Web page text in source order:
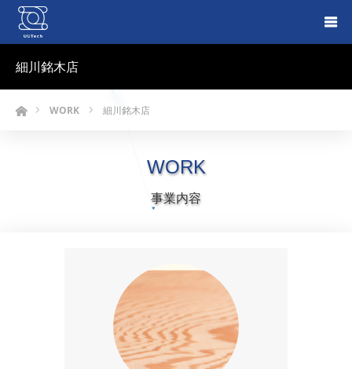
細川銘木店
ホームWORK 細川銘木店
WORK
事業内容